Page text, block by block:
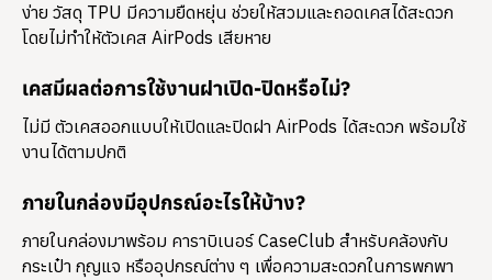
ง่าย วัสดุ TPU มีความยืดหยุ่น ช่วยให้สวมและถอดเคสได้สะดวก
โดยไม่ทำให้ตัวเคส AirPods เสียหาย
เคสมีผลต่อการใช้งานฝาเปิด-ปิดหรือไม่?
ไม่มี ตัวเคสออกแบบให้เปิดและปิดฝา AirPods ได้สะดวก พร้อมใช้
งานได้ตามปกติ
ภายในกล่องมีอุปกรณ์อะไรให้บ้าง?
ภายในกล่องมาพร้อม คาราบิเนอร์ CaseClub สำหรับคล้องกับ
กระเป๋า กุญแจ หรืออุปกรณ์ต่าง ๆ เพื่อความสะดวกในการพกพา